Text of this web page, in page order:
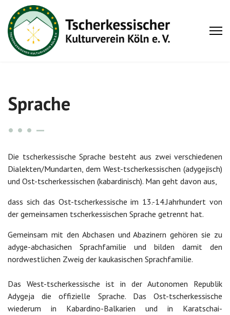
Sprache
Die tscherkessische Sprache besteht aus zwei verschiedenen
Dialekten/Mundarten, dem West-tscherkessischen (adygejisch)
und Ost-tscherkessischen (kabardinisch). Man geht davon aus,
dass sich das Ost-tscherkessische im 13.-14.Jahrhundert von
der gemeinsamen tscherkessischen Sprache getrennt hat.
Gemeinsam mit den Abchasen und Abazinern gehören sie zu
adyge-abchasichen Sprachfamilie und bilden damit den
nordwestlichen Zweig der kaukasischen Sprachfamilie.
Das West-tscherkessische ist in der Autonomen Republik
Adygeja die offizielle Sprache. Das Ost-tscherkessische
wiederum in Kabardino-Balkarien und in Karatschai-